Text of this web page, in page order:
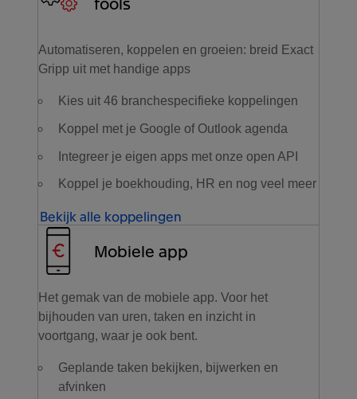
Automatiseren, koppelen en groeien: breid Exact
Gripp uit met handige apps
Kies uit 46 branchespecifieke koppelingen
Koppel met je Google of Outlook agenda
Integreer je eigen apps met onze open API
Koppel je boekhouding, HR en nog veel meer
Bekijk alle koppelingen
Mobiele app
Het gemak van de mobiele app. Voor het
bijhouden van uren, taken en inzicht in
voortgang, waar je ook bent.
Geplande taken bekijken, bijwerken en
afvinken